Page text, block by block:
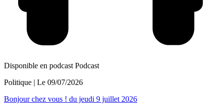
Disponible en podcast Podcast
Politique | Le 09/07/2026
Bonjour chez vous ! du jeudi 9 juillet 2026